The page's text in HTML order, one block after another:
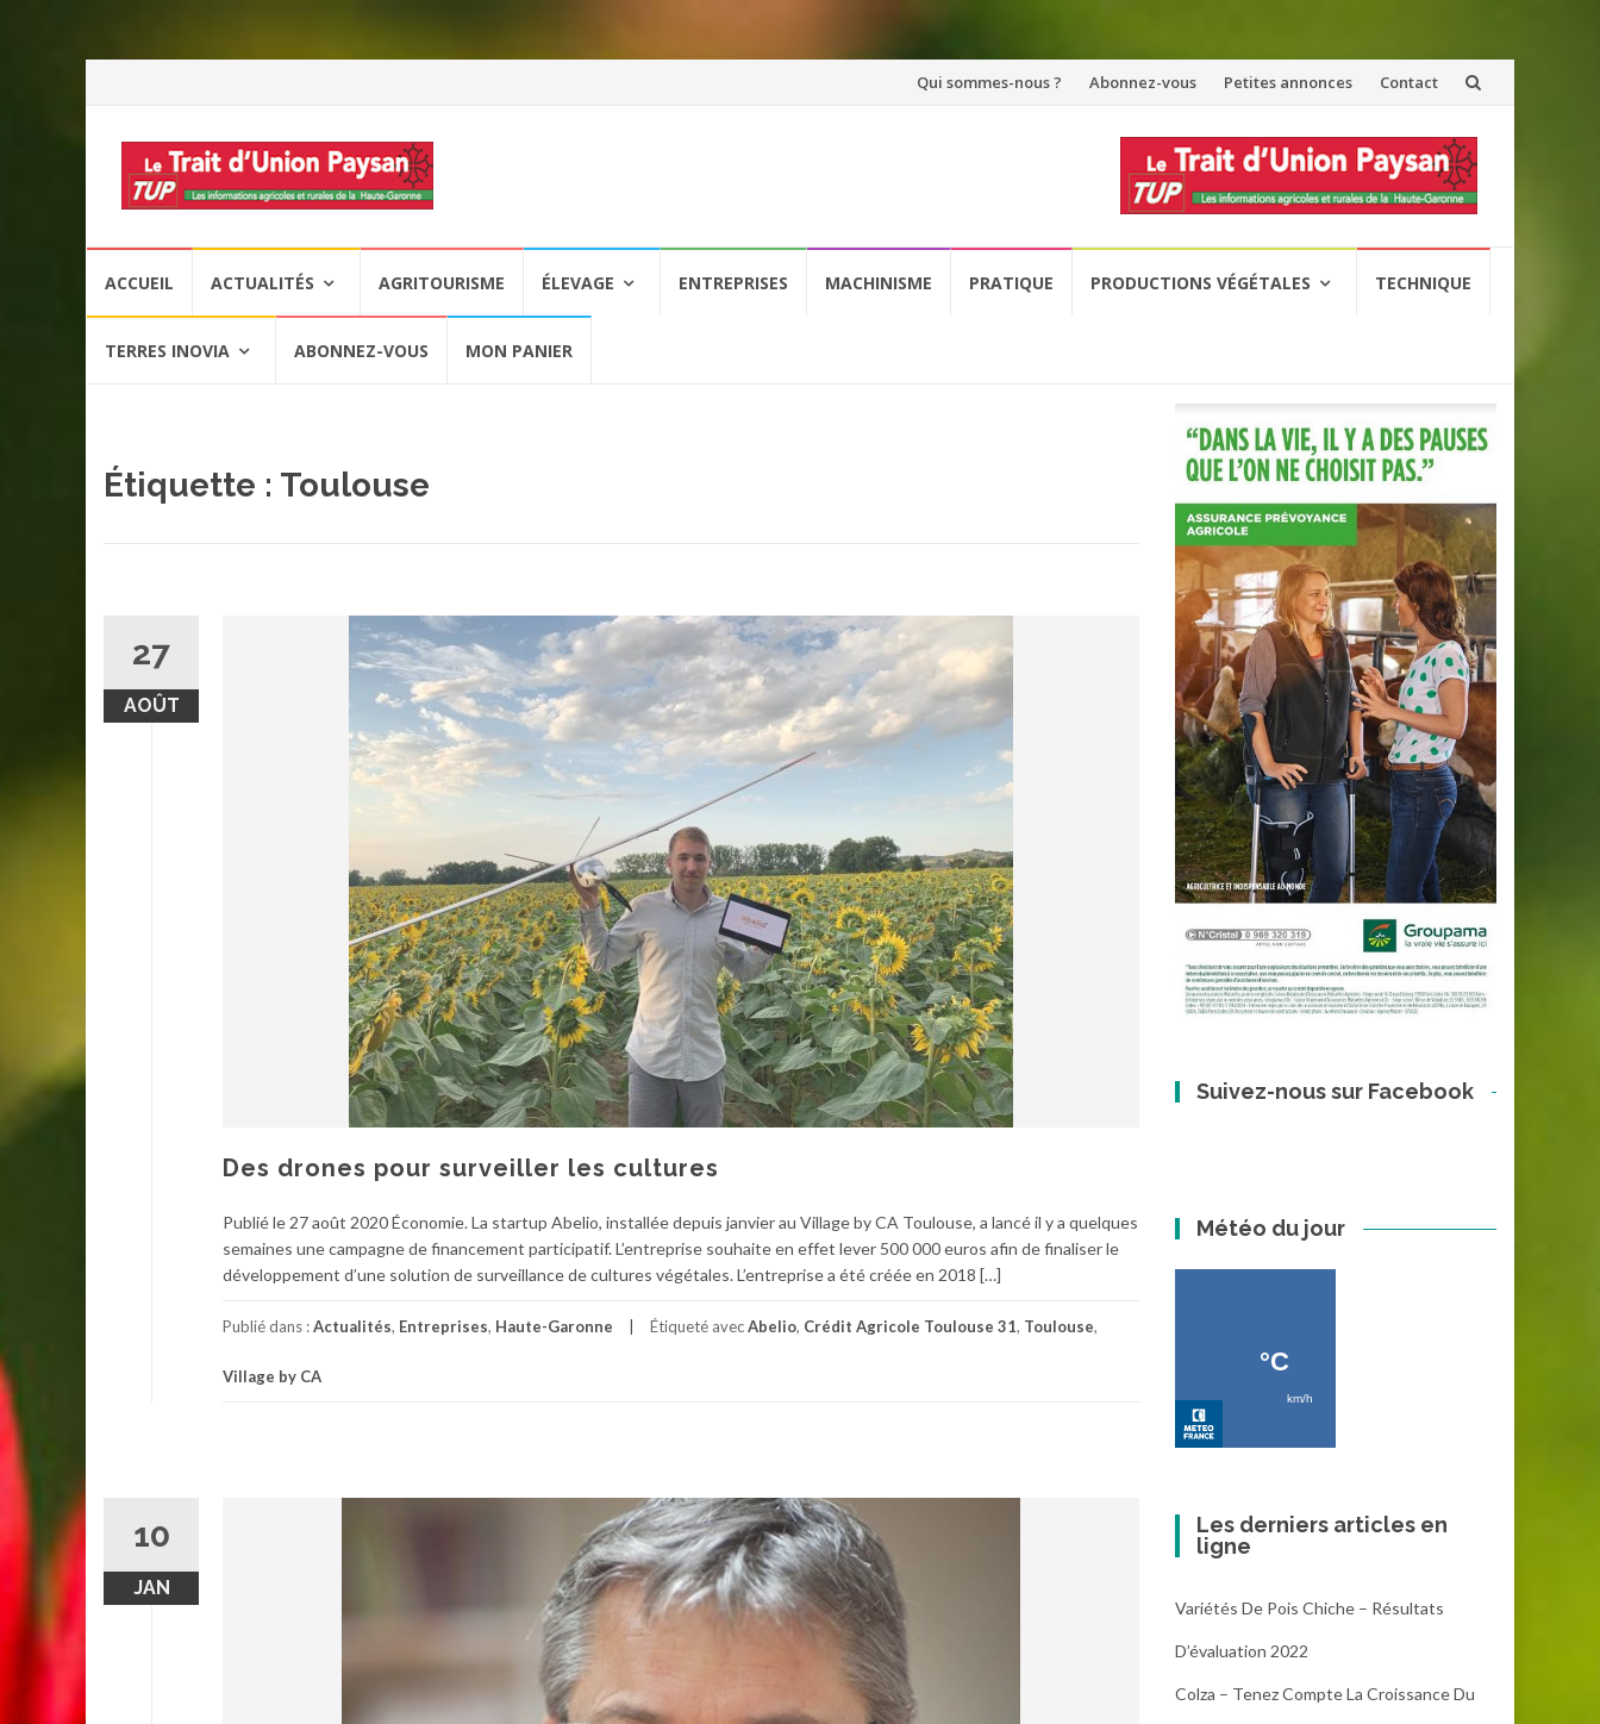
Aller
Qui sommes-nous ? Abonnez-vous Petites annonces Contact
contenu
ACCUEIL ACTUALITÉS AGRITOURISME ÉLEVAGE ENTREPRISES MACHINISME PRATIQUE PRODUCTIONS VÉGÉTALES TECHNIQUE
TERRES INOVIA ABONNEZ-VOUS MON PANIER
Étiquette : Toulouse
27
AOÛT
Des drones pour surveiller les cultures
Publié le 27 août 2020 Économie. La startup Abelio, installée depuis janvier au Village by CA Toulouse, a lancé il y a quelques
semaines une campagne de financement participatif. L’entreprise souhaite en effet lever 500 000 euros afin de finaliser le
développement d’une solution de surveillance de cultures végétales. L’entreprise a été créée en 2018 […]
Publié dans :Actualités, Entreprises, Haute-Garonne Étiqueté avecAbelio, Crédit Agricole Toulouse 31, Toulouse,
Village by CA
10
JAN
Suivez-nous sur Facebook
Météo du jour
Les derniers articles en
ligne
Variétés De Pois Chiche – Résultats
D’évaluation 2022
Colza – Tenez Compte La Croissance Du